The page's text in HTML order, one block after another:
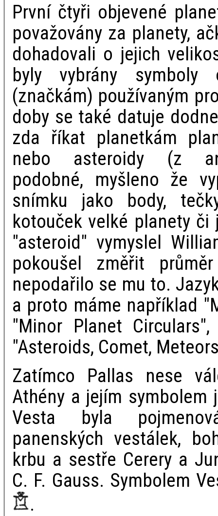
První čtyři objevené
považovány za planety,
dohadovali o jejich
byly vybrány symboly
(značkám) používaným
doby se také datuje
zda říkat planetkám
nebo asteroidy (z
podobné, myšleno že
snímku jako body,
kotouček velké planety či
"asteroid" vymyslel
pokoušel změřit
nepodařilo se mu to.
a proto máme například
"Minor Planet
"Asteroids, Comet,
Zatímco Pallas nese
Athény a jejím symbolem
Vesta byla
panenských vestálek,
krbu a sestře Cerery a
C. F. Gauss. Symbolem
.